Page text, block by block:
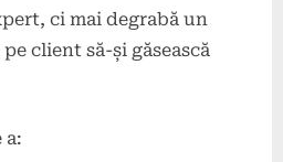
ci mai degrabă un
client să-și găsească
a: